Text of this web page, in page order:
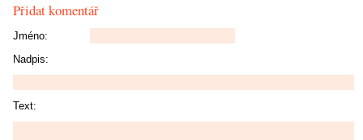
Přidat komentář
Jméno:
Nadpis:
Text: